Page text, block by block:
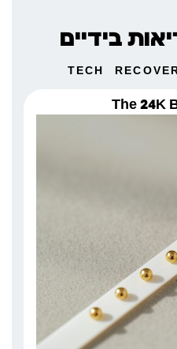
בידיים
TECH
The 24K